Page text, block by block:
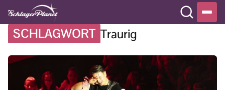
SCHLAGWORT Traurig